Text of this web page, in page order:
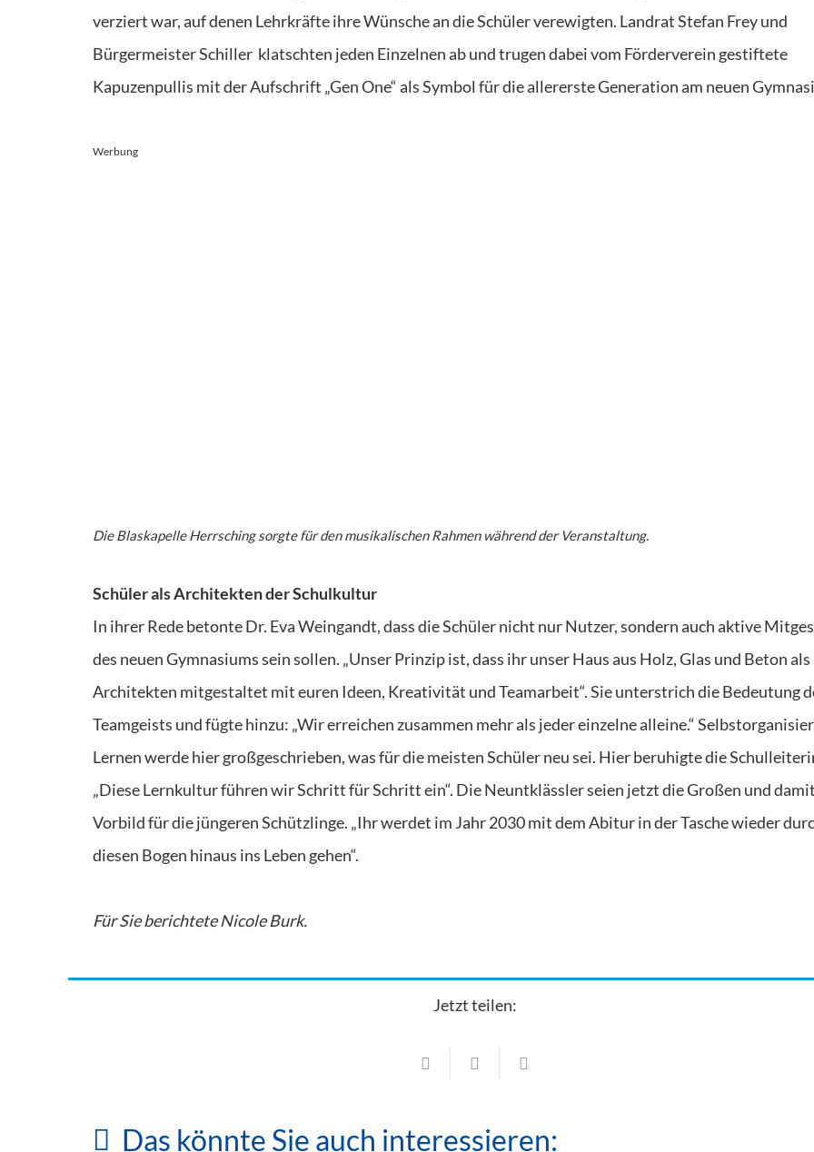
verziert war, auf denen Lehrkräfte ihre Wünsche an die Schüler verewigten. Landrat Stefan Frey und
Bürgermeister Schiller klatschten jeden Einzelnen ab und trugen dabei vom Förderverein gestiftete
Kapuzenpullis mit der Aufschrift „Gen One“ als Symbol für die allererste Generation am neuen
Werbung
Die Blaskapelle Herrsching sorgte für den musikalischen Rahmen während der Veranstaltung.
Schüler als Architekten der Schulkultur
In ihrer Rede betonte Dr. Eva Weingandt, dass die Schüler nicht nur Nutzer, sondern auch aktive
des neuen Gymnasiums sein sollen. „Unser Prinzip ist, dass ihr unser Haus aus Holz, Glas und Beton als
Architekten mitgestaltet mit euren Ideen, Kreativität und Teamarbeit“. Sie unterstrich die Bedeutung
Teamgeists und fügte hinzu: „Wir erreichen zusammen mehr als jeder einzelne alleine.“
Lernen werde hier großgeschrieben, was für die meisten Schüler neu sei. Hier beruhigte die
„Diese Lernkultur führen wir Schritt für Schritt ein“. Die Neuntklässler seien jetzt die Großen und damit
Vorbild für die jüngeren Schützlinge. „Ihr werdet im Jahr 2030 mit dem Abitur in der Tasche wieder
diesen Bogen hinaus ins Leben gehen“.
Für Sie berichtete Nicole Burk.
Jetzt teilen:
Das könnte Sie auch interessieren:
eingeweiht
Rundfunks
Drittklässler springen für ein gesundes